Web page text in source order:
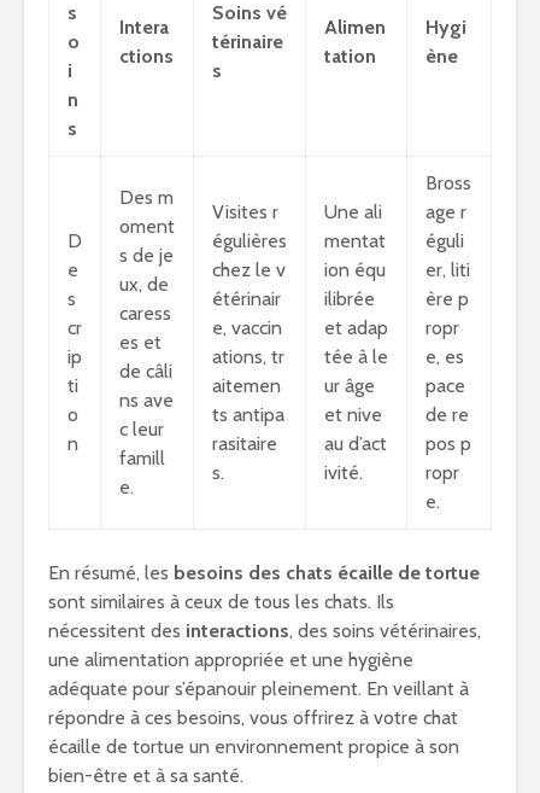
s
o
i
n
s
Intera
ctions
Soins vé
térinaire
s
Alimen
tation
Hygi
ène
D
e
s
cr
ip
ti
o
n
Des m
oment
s de je
ux, de
caress
es et
de câli
ns ave
c leur
famill
e.
Visites r
égulières
chez le v
étérinair
e, vaccin
ations, tr
aitemen
ts antipa
rasitaire
s.
Une ali
mentat
ion équ
ilibrée
et adap
tée à le
ur âge
et nive
au d’act
ivité.
Bross
age r
éguli
er, liti
ère p
ropr
e, es
pace
de re
pos p
ropr
e.
En résumé, les besoins des chats écaille de tortue
sont similaires à ceux de tous les chats. Ils
nécessitent des interactions, des soins vétérinaires,
une alimentation appropriée et une hygiène
adéquate pour s’épanouir pleinement. En veillant à
répondre à ces besoins, vous offrirez à votre chat
écaille de tortue un environnement propice à son
bien-être et à sa santé.